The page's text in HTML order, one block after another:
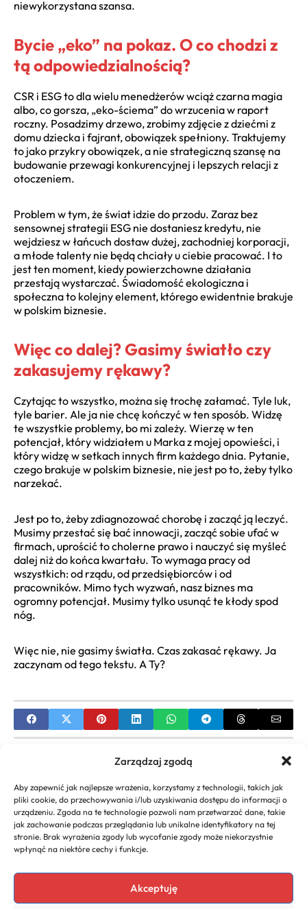
Zarządzaj zgodą
Aby zapewnić jak najlepsze wrażenia, korzystamy z technologii, takich jak
pliki cookie, do przechowywania i/lub uzyskiwania dostępu do informacji o
urządzeniu. Zgoda na te technologie pozwoli nam przetwarzać dane, takie
jak zachowanie podczas przeglądania lub unikalne identyfikatory na tej
stronie. Brak wyrażenia zgody lub wycofanie zgody może niekorzystnie
wpłynąć na niektóre cechy i funkcje.
Akceptuję
niewykorzystana szansa.
Bycie „eko” na pokaz. O co chodzi z
tą odpowiedzialnością?
CSR i ESG to dla wielu menedżerów wciąż czarna magia
albo, co gorsza, „eko-ściema” do wrzucenia w raport
roczny. Posadzimy drzewo, zrobimy zdjęcie z dziećmi z
domu dziecka i fajrant, obowiązek spełniony. Traktujemy
to jako przykry obowiązek, a nie strategiczną szansę na
budowanie przewagi konkurencyjnej i lepszych relacji z
otoczeniem.
Problem w tym, że świat idzie do przodu. Zaraz bez
sensownej strategii ESG nie dostaniesz kredytu, nie
wejdziesz w łańcuch dostaw dużej, zachodniej korporacji,
a młode talenty nie będą chciały u ciebie pracować. I to
jest ten moment, kiedy powierzchowne działania
przestają wystarczać. Świadomość ekologiczna i
społeczna to kolejny element, którego ewidentnie brakuje
w polskim biznesie.
Więc co dalej? Gasimy światło czy
zakasujemy rękawy?
Czytając to wszystko, można się trochę załamać. Tyle luk,
tyle barier. Ale ja nie chcę kończyć w ten sposób. Widzę
te wszystkie problemy, bo mi zależy. Wierzę w ten
potencjał, który widziałem u Marka z mojej opowieści, i
który widzę w setkach innych firm każdego dnia. Pytanie,
czego brakuje w polskim biznesie, nie jest po to, żeby tylko
narzekać.
Jest po to, żeby zdiagnozować chorobę i zacząć ją leczyć.
Musimy przestać się bać innowacji, zacząć sobie ufać w
firmach, uprościć to cholerne prawo i nauczyć się myśleć
dalej niż do końca kwartału. To wymaga pracy od
wszystkich: od rządu, od przedsiębiorców i od
pracowników. Mimo tych wyzwań, nasz biznes ma
ogromny potencjał. Musimy tylko usunąć te kłody spod
nóg.
Więc nie, nie gasimy światła. Czas zakasać rękawy. Ja
zaczynam od tego tekstu. A Ty?
Najniższy ZUS 2024: Ulgi, Warunki i Optymalizacja
Składek
NEXT
Jaki Kod ZUS Emeryt Przedsiębiorca Powinien
Stosować? Kompleksowy Przewodnik